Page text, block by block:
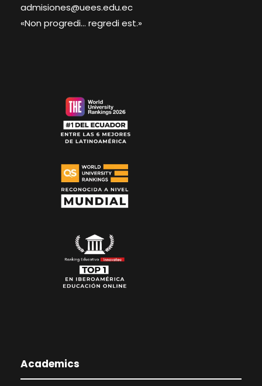
admisiones@uees.edu.ec
«Non progredi... regredi est.»
Academics